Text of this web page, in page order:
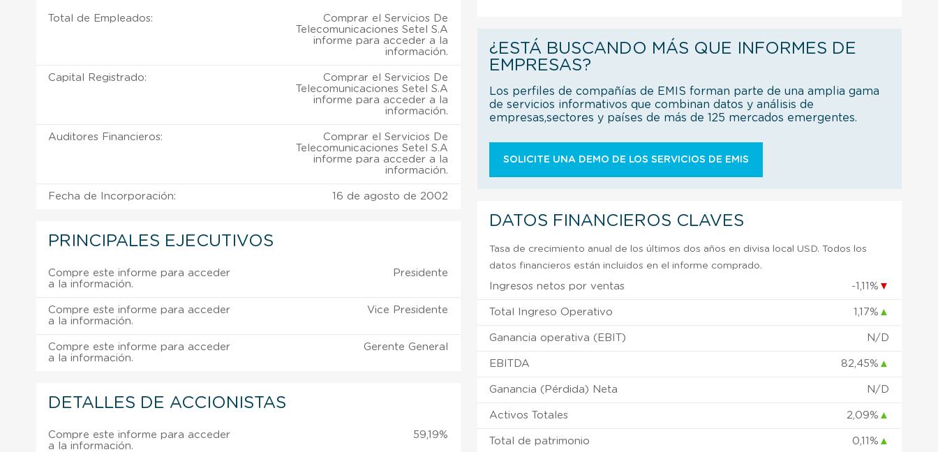
Total de Empleados:
Comprar el Servicios De
Telecomunicaciones Setel S.A
informe para acceder a la
información.
Capital Registrado:
Comprar el Servicios De
Telecomunicaciones Setel S.A
informe para acceder a la
información.
Auditores Financieros:
Comprar el Servicios De
Telecomunicaciones Setel S.A
informe para acceder a la
información.
Fecha de Incorporación: 16 de agosto de 2002
PRINCIPALES EJECUTIVOS
Compre este informe para acceder
a la información.
Presidente
Compre este informe para acceder
a la información.
Vice Presidente
Compre este informe para acceder
a la información.
Gerente General
DETALLES DE ACCIONISTAS
Compre este informe para acceder
a la información.
59,19%
¿ESTÁ BUSCANDO MÁS QUE INFORMES DE
EMPRESAS?
Los perfiles de compañías de EMIS forman parte de una amplia gama
de servicios informativos que combinan datos y análisis de
empresas,sectores y países de más de 125 mercados emergentes.
SOLICITE UNA DEMO DE LOS SERVICIOS DE EMIS
DATOS FINANCIEROS CLAVES
Tasa de crecimiento anual de los últimos dos años en divisa local USD. Todos los
datos financieros están incluidos en el informe comprado.
Ingresos netos por ventas -1,11% ▼
Total Ingreso Operativo 1,17% ▲
Ganancia operativa (EBIT) N/D
EBITDA 82,45% ▲
Ganancia (Pérdida) Neta N/D
Activos Totales 2,09% ▲
Total de patrimonio 0,11% ▲